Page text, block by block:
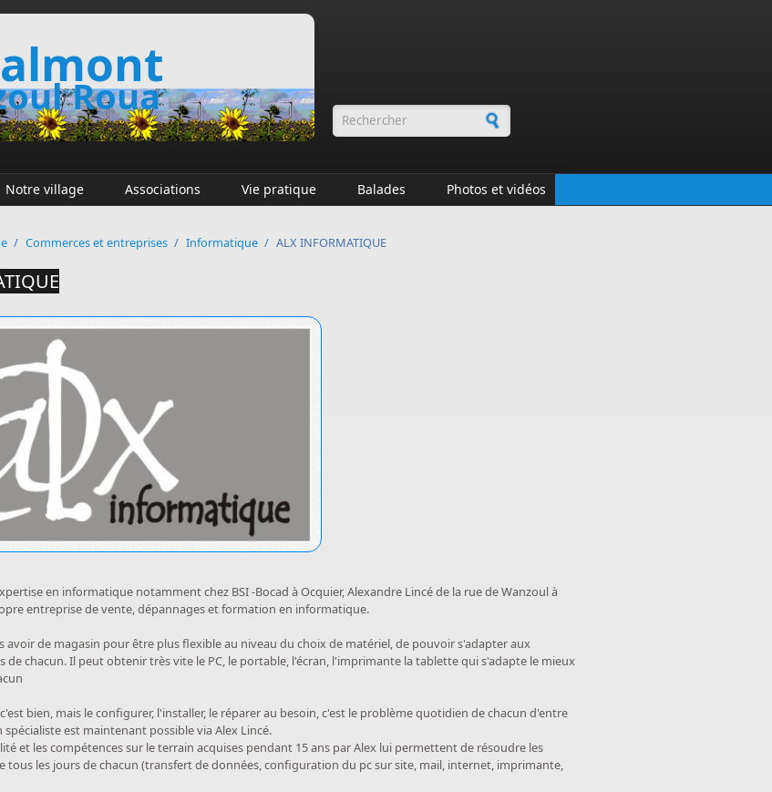
Roua
Formulaire de recherche
Notre village Associations Vie pratique Balades Photos et vidéos
/ Commerces et entreprises / Informatique / ALX INFORMATIQUE
en informatique notamment chez BSI -Bocad à Ocquier, Alexandre Lincé de la rue de Wanzoul à
entreprise de vente, dépannages et formation en informatique.
avoir de magasin pour être plus flexible au niveau du choix de matériel, de pouvoir s'adapter aux
de chacun. Il peut obtenir très vite le PC, le portable, l'écran, l'imprimante la tablette qui s'adapte le mieux
bien, mais le configurer, l'installer, le réparer au besoin, c'est le problème quotidien de chacun d'entre
spécialiste est maintenant possible via Alex Lincé.
et les compétences sur le terrain acquises pendant 15 ans par Alex lui permettent de résoudre les
tous les jours de chacun (transfert de données, configuration du pc sur site, mail, internet, imprimante,